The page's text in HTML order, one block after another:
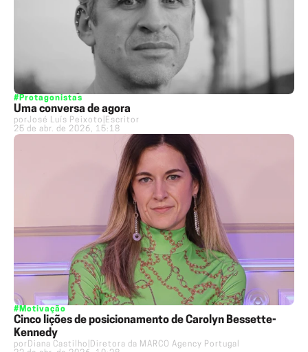
#Protagonistas
Uma conversa de agora
porJosé Luís Peixoto Escritor
25 de abr. de 2026, 15:18
#Motivação
Cinco lições de posicionamento de Carolyn Bessette-
Kennedy
por Diana Castilho Diretora da MARCO Agency Portugal